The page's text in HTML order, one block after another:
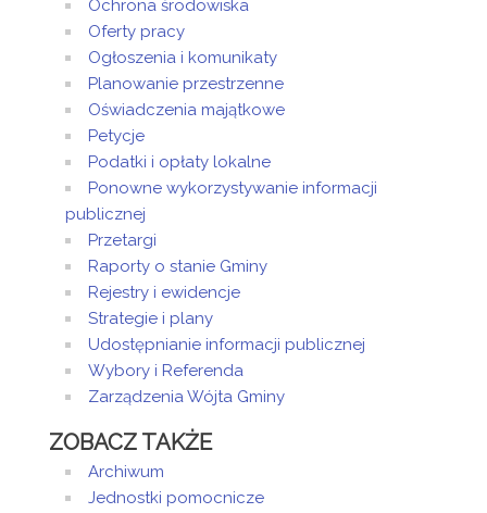
Ochrona środowiska
Oferty pracy
Ogłoszenia i komunikaty
Planowanie przestrzenne
Oświadczenia majątkowe
Petycje
Podatki i opłaty lokalne
Ponowne wykorzystywanie informacji
publicznej
Przetargi
Raporty o stanie Gminy
Rejestry i ewidencje
Strategie i plany
Udostępnianie informacji publicznej
Wybory i Referenda
Zarządzenia Wójta Gminy
ZOBACZ TAKŻE
Archiwum
Jednostki pomocnicze